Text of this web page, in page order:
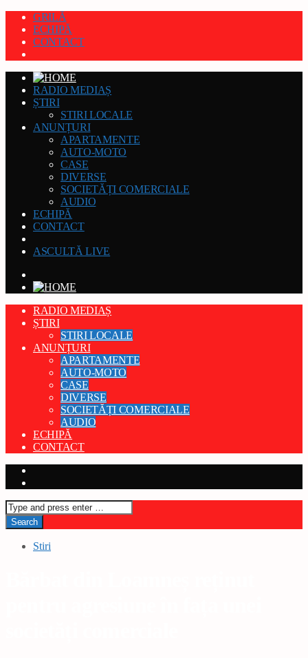
GRILĂ
ECHIPĂ
CONTACT
RADIO MEDIAȘ
ȘTIRI
STIRI LOCALE
ANUNȚURI
APARTAMENTE
AUTO-MOTO
CASE
DIVERSE
SOCIETĂȚI COMERCIALE
AUDIO
ECHIPĂ
CONTACT
ASCULTĂ LIVE
RADIO MEDIAȘ
ȘTIRI
STIRI LOCALE
ANUNȚURI
APARTAMENTE
AUTO-MOTO
CASE
DIVERSE
SOCIETĂȚI COMERCIALE
AUDIO
ECHIPĂ
CONTACT
Stiri